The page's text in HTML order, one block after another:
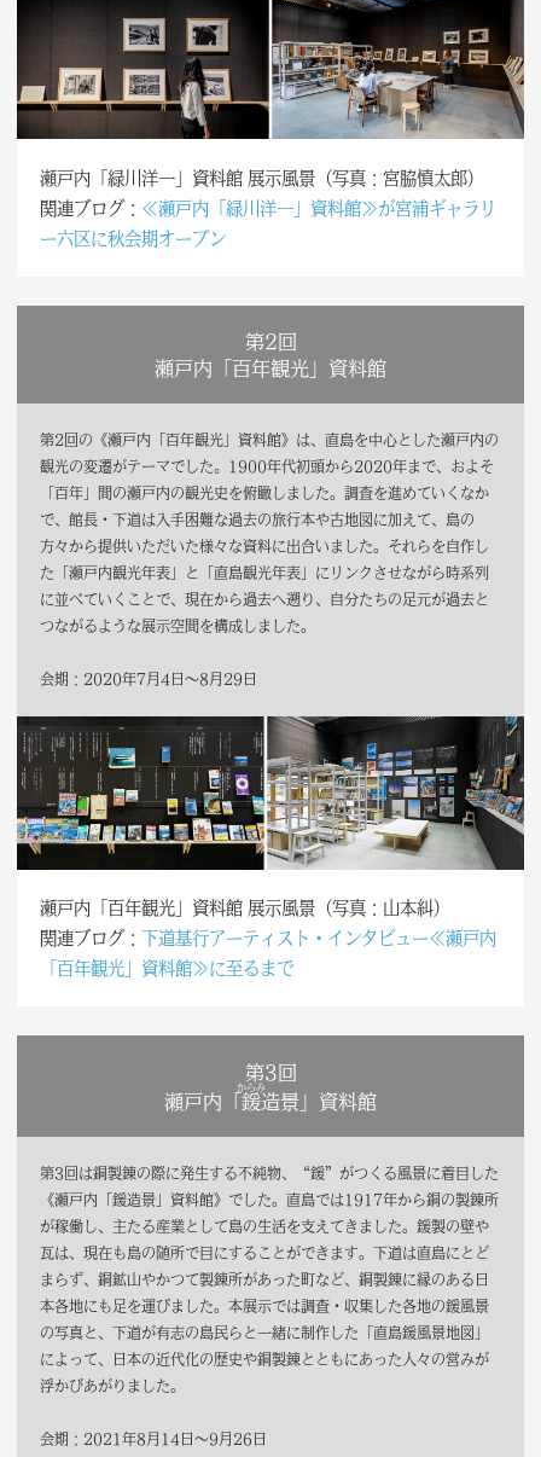
瀬戸内「緑川洋一」資料館 展示風景（写真：宮脇慎太郎）
関連ブログ： ≪瀬戸内「緑川洋一」資料館≫が宮浦ギャラリ
ー六区に秋会期オープン
第2回
瀬戸内「百年観光」資料館
第2回の《瀬戸内「百年観光」資料館》は、直島を中心とした瀬戸内の
観光の変遷がテーマでした。1900年代初頭から2020年まで、およそ
「百年」間の瀬戸内の観光史を俯瞰しました。調査を進めていくなか
で、館長・下道は入手困難な過去の旅行本や古地図に加えて、島の
方々から提供いただいた様々な資料に出合いました。それらを自作し
た「瀬戸内観光年表」と「直島観光年表」にリンクさせながら時系列
に並べていくことで、現在から過去へ遡り、自分たちの足元が過去と
つながるような展示空間を構成しました。
会期：2020年7月4日～8月29日
瀬戸内「百年観光」資料館 展示風景（写真：山本糾）
関連ブログ：下道基行アーティスト・インタビュー≪瀬戸内
「百年観光」資料館≫に至るまで
第3回
瀬戸内「 鍰
からみ
造景」資料館
第3回は銅製錬の際に発生する不純物、“鍰”がつくる風景に着目した
《瀬戸内「鍰造景」資料館》でした。直島では1917年から銅の製錬所
が稼働し、主たる産業として島の生活を支えてきました。鍰製の壁や
瓦は、現在も島の随所で目にすることができます。下道は直島にとど
まらず、銅鉱山やかつて製錬所があった町など、銅製錬に縁のある日
本各地にも足を運びました。本展示では調査・収集した各地の鍰風景
の写真と、下道が有志の島民らと一緒に制作した「直島鍰風景地図」
によって、日本の近代化の歴史や銅製錬とともにあった人々の営みが
浮かびあがりました。
会期：2021年8月14日～9月26日